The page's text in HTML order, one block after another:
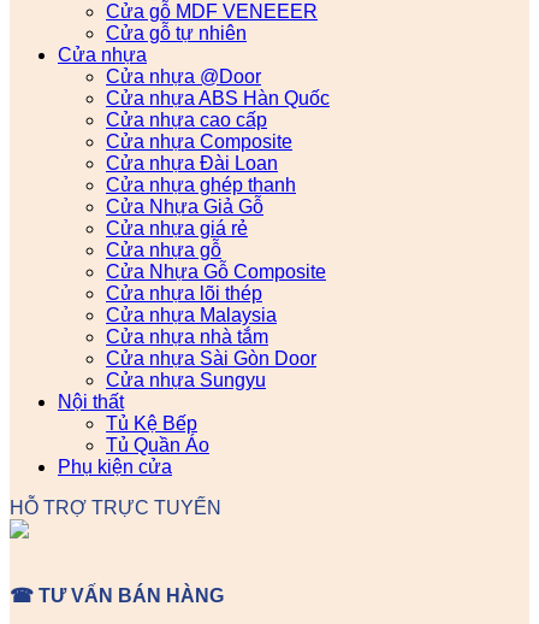
Cửa gỗ MDF VENEEER
Cửa gỗ tự nhiên
Cửa nhựa
Cửa nhựa @Door
Cửa nhựa ABS Hàn Quốc
Cửa nhựa cao cấp
Cửa nhựa Composite
Cửa nhựa Đài Loan
Cửa nhựa ghép thanh
Cửa Nhựa Giả Gỗ
Cửa nhựa giá rẻ
Cửa nhựa gỗ
Cửa Nhựa Gỗ Composite
Cửa nhựa lõi thép
Cửa nhựa Malaysia
Cửa nhựa nhà tắm
Cửa nhựa Sài Gòn Door
Cửa nhựa Sungyu
Nội thất
Tủ Kệ Bếp
Tủ Quần Áo
Phụ kiện cửa
HỖ TRỢ TRỰC TUYẾN
☎ TƯ VẤN BÁN HÀNG